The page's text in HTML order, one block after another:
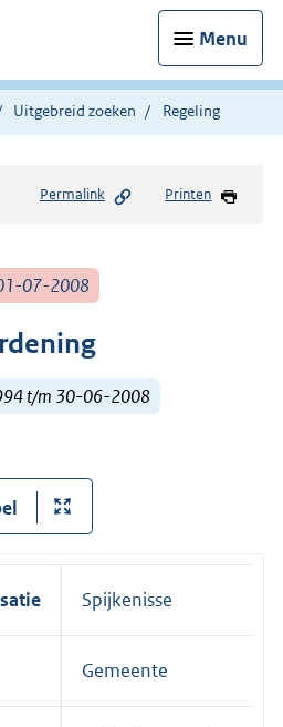
Menu
Uitgebreid zoeken Regeling
Permalink Printen
07-2008
t/m 30-06-2008
Spijkenisse
Gemeente